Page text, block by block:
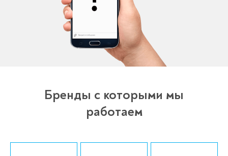
Бренды с которыми мы
работаем